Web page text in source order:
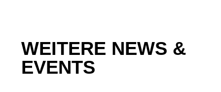
WEITERE NEWS &
EVENTS